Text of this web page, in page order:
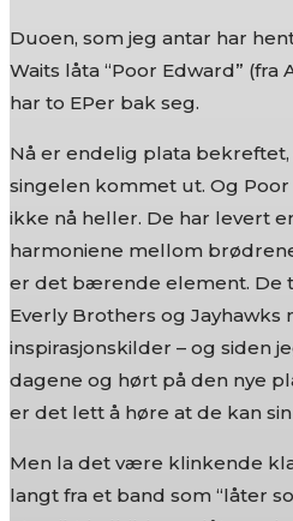
Duoen, som jeg antar har
Waits låta “Poor Edward” (fra
har to EPer bak seg.
Nå er endelig plata
singelen kommet ut. Og
ikke nå heller. De har levert
harmoniene mellom
er det bærende element. De
Everly Brothers og Jayhawks
inspirasjonskilder – og siden
dagene og hørt på den nye
er det lett å høre at de kan sin
Men la det være klinkende
langt fra et band som “låter